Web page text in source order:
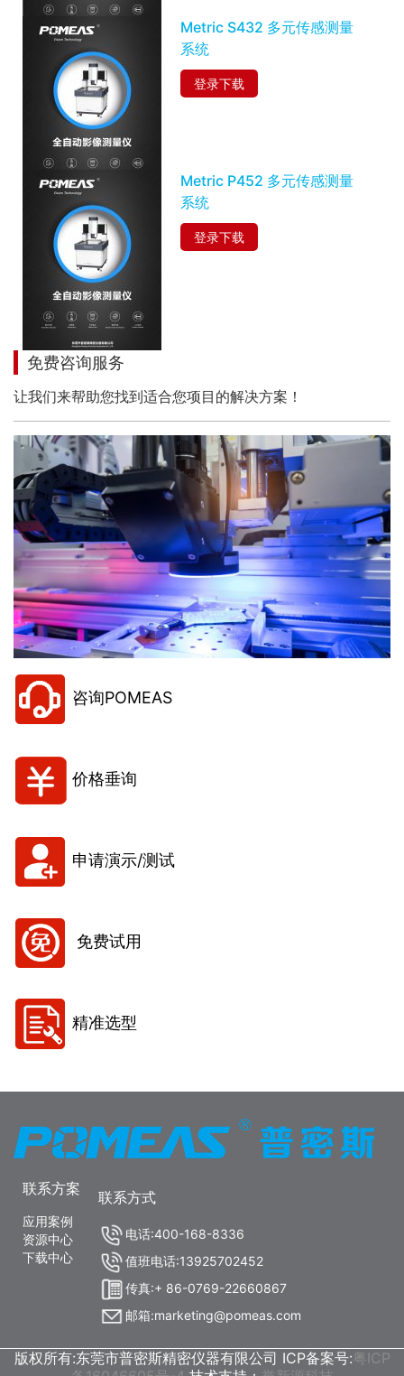
Metric S432 多元传感测量
系统
登录下载
Metric P452 多元传感测量
系统
登录下载
免费咨询服务
让我们来帮助您找到适合您项目的解决方案！
咨询POMEAS
价格垂询
申请演示/测试
免费试用
精准选型
联系方案
应用案例
资源中心
下载中心
联系方式
电话:400-168-8336
值班电话:13925702452
传真:+ 86-0769-22660867
邮箱:marketing@pomeas.com
版权所有:东莞市普密斯精密仪器有限公司 ICP备案号: 粤ICP